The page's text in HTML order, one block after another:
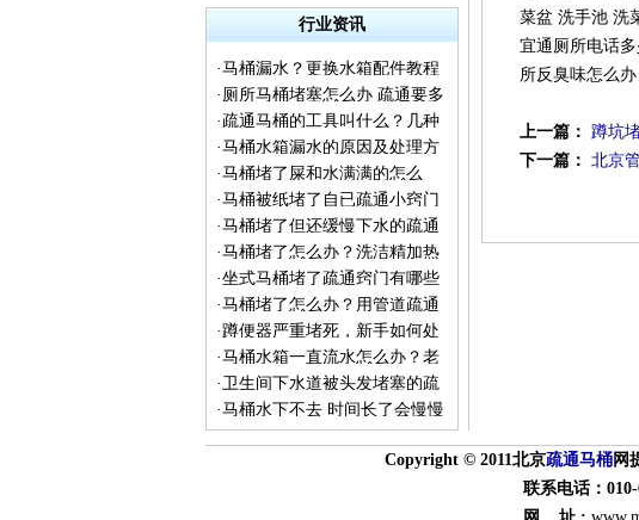
行业资讯
·马桶漏水？更换水箱配件教程
来了
· 厕所马桶堵塞怎么办 疏通要多
少钱 下水道不下水冒水
·疏通马桶的工具叫什么？几种
疏通工具的普及
·马桶水箱漏水的原因及处理方
法
·马桶堵了屎和水满满的怎么
办？
·马桶被纸堵了自已疏通小窍门
·马桶堵了但还缓慢下水的疏通
方法
·马桶堵了怎么办？洗洁精加热
水让你见证神奇一刻
·坐式马桶堵了疏通窍门有哪些
·马桶堵了怎么办？用管道疏通
剂能通吗？
·蹲便器严重堵死，新手如何处
理
·马桶水箱一直流水怎么办？老
师傅告诉你实用的检修方法
·卫生间下水道被头发堵塞的疏
通方法
·马桶水下不去 时间长了会慢慢
菜盆 洗手池 洗
宜通厕所电话
所反臭味怎么
上一篇： 蹲坑
下一篇： 北京
Copyright © 2011北京疏通马桶网
联系电话：010-